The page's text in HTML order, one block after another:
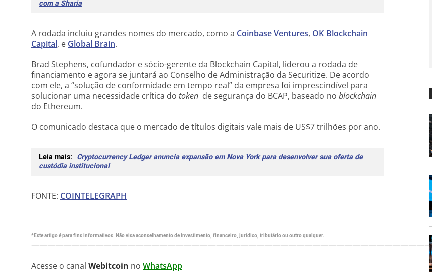
com a Sharia
A rodada incluiu grandes nomes do mercado, como a Coinbase Ventures, OK Blockchain
Capital, e Global Brain.
Brad Stephens, cofundador e sócio-gerente da Blockchain Capital, liderou a rodada de
financiamento e agora se juntará ao Conselho de Administração da Securitize. De acordo
com ele, a “solução de conformidade em tempo real” da empresa foi imprescindível para
solucionar uma necessidade crítica do token de segurança do BCAP, baseado no blockchain
do Ethereum.
O comunicado destaca que o mercado de títulos digitais vale mais de US$7 trilhões por ano.
Leia mais: Cryptocurrency Ledger anuncia expansão em Nova York para desenvolver sua oferta de
custódia institucional
FONTE: COINTELEGRAPH
*Este artigo é para fins informativos. Não visa aconselhamento de investimento, financeiro, jurídico, tributário ou outro qualquer.
Acesse o canal Webitcoin no WhatsApp